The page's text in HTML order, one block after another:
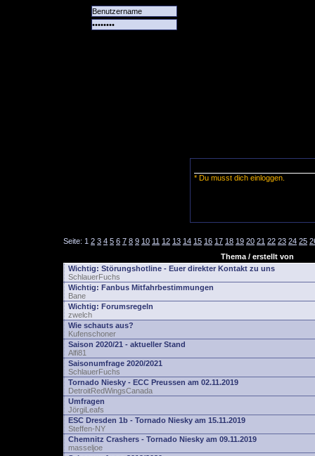
* Du musst dich einloggen.
Seite: 1 2 3 4 5 6 7 8 9 10 11 12 13 14 15 16 17 18 19 20 21 22 23 24 25
Thema / erstellt von
Wichtig: Störungshotline - Euer direkter Kontakt zu uns
SchlauerFuchs
Wichtig: Fanbus Mitfahrbestimmungen
Bane
Wichtig: Forumsregeln
zwelch
Wie schauts aus?
Kufenschoner
Saison 2020/21 - aktueller Stand
Alfi81
Saisonumfrage 2020/2021
SchlauerFuchs
Tornado Niesky - ECC Preussen am 02.11.2019
DetroitRedWingsCanada
Umfragen
JörgiLeafs
ESC Dresden 1b - Tornado Niesky am 15.11.2019
Steffen-NY
Chemnitz Crashers - Tornado Niesky am 09.11.2019
masseljoe